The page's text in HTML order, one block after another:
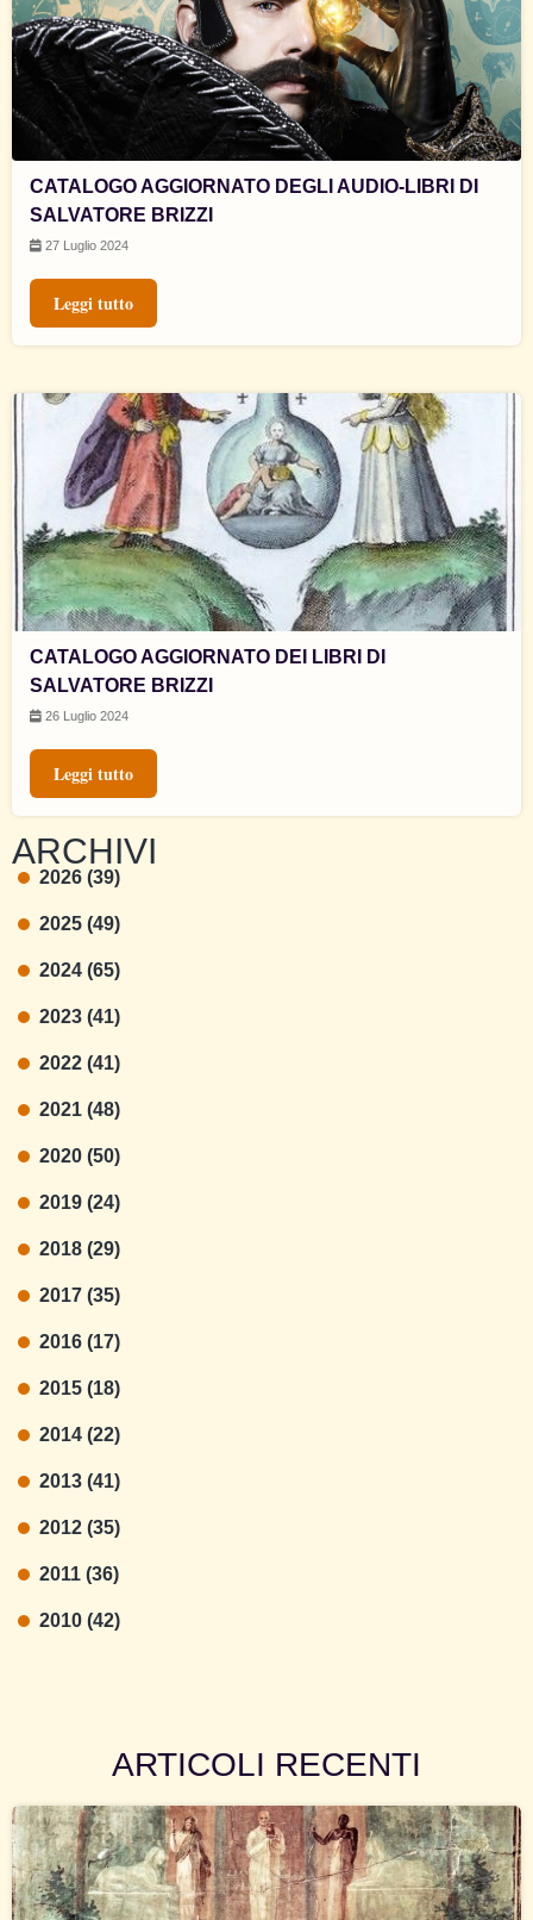
CATALOGO AGGIORNATO DEGLI AUDIO-LIBRI DI
SALVATORE BRIZZI
27 Luglio 2024
Leggi tutto
CATALOGO AGGIORNATO DEI LIBRI DI
SALVATORE BRIZZI
26 Luglio 2024
Leggi tutto
ARCHIVI
2026 (39)
2025 (49)
2024 (65)
2023 (41)
2022 (41)
2021 (48)
2020 (50)
2019 (24)
2018 (29)
2017 (35)
2016 (17)
2015 (18)
2014 (22)
2013 (41)
2012 (35)
2011 (36)
2010 (42)
ARTICOLI RECENTI